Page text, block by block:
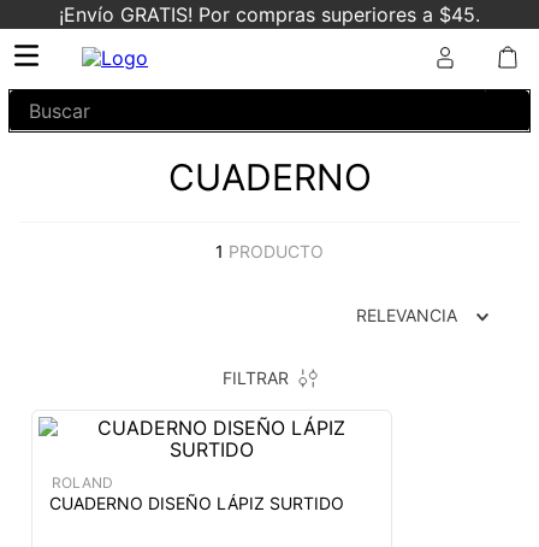
¡Envío GRATIS! Por compras superiores a $45.
Buscar
CUADERNO
1 PRODUCTO
RELEVANCIA
FILTRAR
ROLAND
CUADERNO DISEÑO LÁPIZ SURTIDO